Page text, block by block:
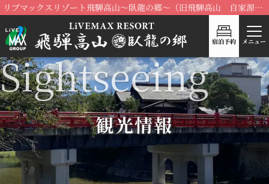
リブマックスリゾート飛騨高山～臥龍の郷～（旧飛騨高山 自家源泉の湯 臥龍の郷）が、リブランドOPEN！
宿泊予約 メニュー
観光情報